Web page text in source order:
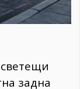
задна